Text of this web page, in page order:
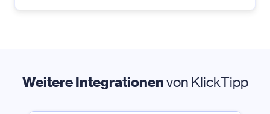
Weitere Integrationenvon KlickTipp